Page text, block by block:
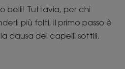
belli! Tuttavia, per chi
più folti, il primo passo è
causa dei capelli sottili.